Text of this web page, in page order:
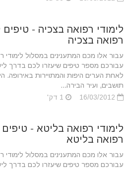
לימודי רפואה בצכיה -
רפואה בצכיה
עבור אלו מכם המתענינים במסלול לימודי
עבורכם מספר טיפים שיעזרו לכם בדרך
לאחת הערים היפות והמתויירות באירופה.
תושבים, ועיר הבירה...
לימודי רפואה בליטא -
רפואה בליטא
עבור אלו מכם המתענינים במסלול לימודי
עבורכם מספר טיפים שיעזרו לכם בדרך